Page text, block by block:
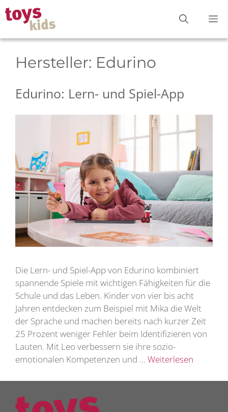
Zum
Inhalt
springen
Hersteller: Edurino
Edurino: Lern- und Spiel-App
Die Lern- und Spiel-App von Edurino kombiniert
spannende Spiele mit wichtigen Fähigkeiten für die
Schule und das Leben. Kinder von vier bis acht
Jahren entdecken zum Beispiel mit Mika die Welt
der Sprache und machen bereits nach kurzer Zeit
25 Prozent weniger Fehler beim Identifizieren von
Lauten. Mit Leo verbessern sie ihre sozio-
emotionalen Kompetenzen und … Weiterlesen